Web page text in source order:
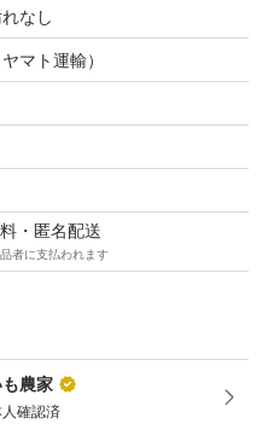
なし
マト運輸）
・匿名配送
者に支払われます
農家
確認済